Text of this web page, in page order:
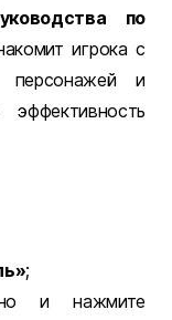
по
игрока с
персонажей и
;
и нажмите